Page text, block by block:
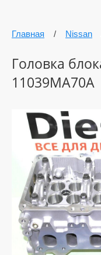
Главная / Nissan
Головка
11039MA70A